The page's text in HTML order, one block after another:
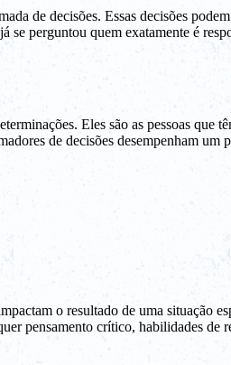
de decisões. Essas decisões
perguntou quem exatamente é
Eles são as pessoas que
de decisões desempenham um
o resultado de uma situação
pensamento crítico, habilidades de